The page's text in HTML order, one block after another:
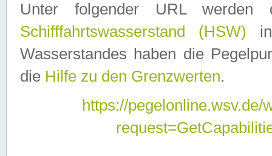
Unter folgender URL
Schifffahrtswasserstand (HSW)
Wasserstandes haben die
die Hilfe zu den Grenzwerten.
https://